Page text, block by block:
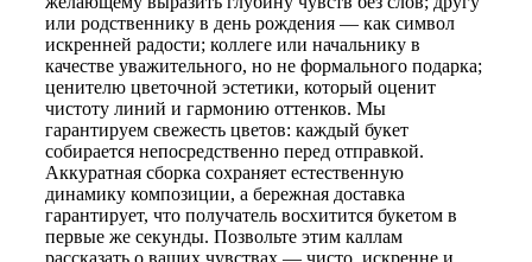
или родственнику в день рождения — как символ
искренней радости; коллеге или начальнику в
качестве уважительного, но не формального подарка;
ценителю цветочной эстетики, который оценит
чистоту линий и гармонию оттенков. Мы
гарантируем свежесть цветов: каждый букет
собирается непосредственно перед отправкой.
Аккуратная сборка сохраняет естественную
динамику композиции, а бережная доставка
гарантирует, что получатель восхитится букетом в
первые же секунды. Позвольте этим каллам
рассказать о ваших чувствах — чисто, искренне и